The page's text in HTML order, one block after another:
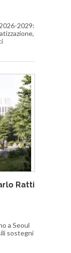
2029:
Ratti
a Seoul
sostegni